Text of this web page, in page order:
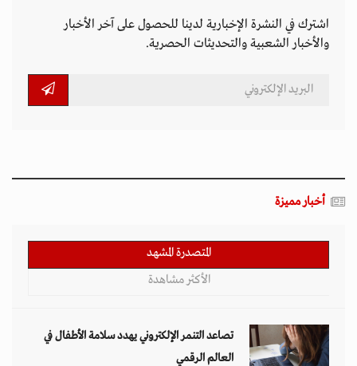
اشترك في النشرة الإخبارية لدينا للحصول على آخر الأخبار
والأخبار الشعبية والتحديثات الحصرية.
أخبار مميزة
المتصدرة المشهد
الأكثر مشاهدة
تصاعد التنمر الإلكتروني يهدد سلامة الأطفال في
العالم الرقمي